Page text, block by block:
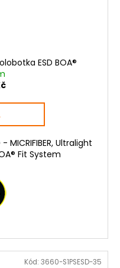
ESD BOA®
Ultralight
Fit System
Kód: 3660-S1PSESD-35